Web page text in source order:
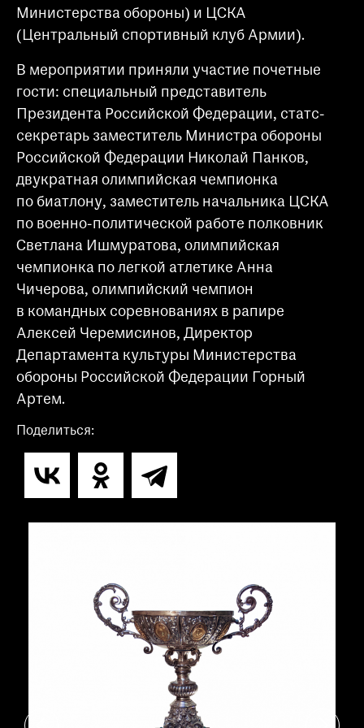
Министерства обороны) и ЦСКА
(Центральный спортивный клуб Армии).
В мероприятии приняли участие почетные
гости: специальный представитель
Президента Российской Федерации, статс-
секретарь заместитель Министра обороны
Российской Федерации Николай Панков,
двукратная олимпийская чемпионка
по биатлону, заместитель начальника ЦСКА
по военно-политической работе полковник
Светлана Ишмуратова, олимпийская
чемпионка по легкой атлетике Анна
Чичерова, олимпийский чемпион
в командных соревнованиях в рапире
Алексей Черемисинов, Директор
Департамента культуры Министерства
обороны Российской Федерации Горный
Артем.
Поделиться: